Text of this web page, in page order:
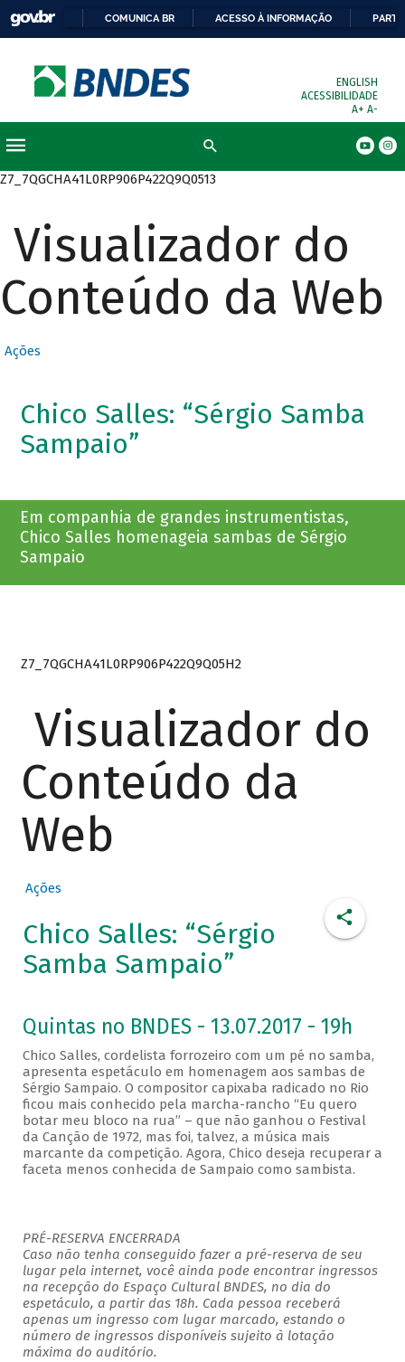
COMUNICA BR ACESSO À INFORMAÇÃO
ENGLISH
ACESSIBILIDADE
A+ A-
Z7_7QGCHA41L0RP906P422Q9Q0513
Visualizador do
Conteúdo da Web
Ações
Chico Salles: “Sérgio Samba
Sampaio”
Em companhia de grandes instrumentistas,
Chico Salles homenageia sambas de Sérgio
Sampaio
Z7_7QGCHA41L0RP906P422Q9Q05H2
Visualizador do
Conteúdo da
Web
Ações
Chico Salles: “Sérgio
Samba Sampaio”
Quintas no BNDES - 13.07.2017 - 19h
Chico Salles, cordelista forrozeiro com um pé no samba,
apresenta espetáculo em homenagem aos sambas de
Sérgio Sampaio. O compositor capixaba radicado no Rio
ficou mais conhecido pela marcha-rancho “Eu quero
botar meu bloco na rua” – que não ganhou o Festival
da Canção de 1972, mas foi, talvez, a música mais
marcante da competição. Agora, Chico deseja recuperar a
faceta menos conhecida de Sampaio como sambista.
PRÉ-RESERVA ENCERRADA
Caso não tenha conseguido fazer a pré-reserva de seu
lugar pela internet, você ainda pode encontrar ingressos
na recepção do Espaço Cultural BNDES, no dia do
espetáculo, a partir das 18h. Cada pessoa receberá
apenas um ingresso com lugar marcado, estando o
número de ingressos disponíveis sujeito à lotação
máxima do auditório.